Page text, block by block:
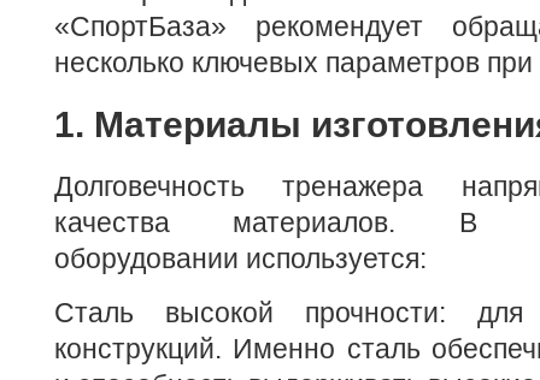
«СпортБаза» рекомендует
несколько ключевых параметров при
1. Материалы
Долговечность тренажера
качества материалов. В
оборудовании используется:
Сталь высокой прочности:
конструкций. Именно сталь